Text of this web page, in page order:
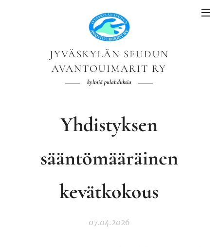
JYVÄSKYLÄN SEUDUN
AVANTOUIMARIT RY
kylmiä pulahduksia
Yhdistyksen
sääntömääräinen
kevätkokous
07.04.2026